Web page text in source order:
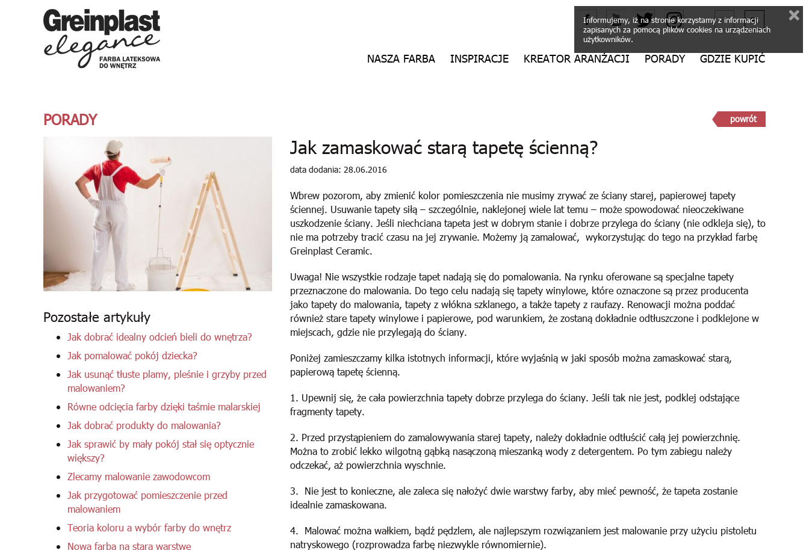
GDZIE KUPIĆ
PORADY
KREATOR ARANŻACJI
INSPIRACJE
NASZA FARBA
PORADY powrót
Pozostałe artykuły
Jak dobrać idealny odcień bieli do wnętrza?
Jak pomalować pokój dziecka?
Jak usunąć tłuste plamy, pleśnie i grzyby przed
malowaniem?
Równe odcięcia farby dzięki taśmie malarskiej
Jak dobrać produkty do malowania?
Jak sprawić by mały pokój stał się optycznie
większy?
Zlecamy malowanie zawodowcom
Jak przygotować pomieszczenie przed
malowaniem
Teoria koloru a wybór farby do wnętrz
Nowa farba na starą warstwę
Jak zamaskować starą tapetę ścienną?
data dodania: 28.06.2016
Wbrew pozorom, aby zmienić kolor pomieszczenia nie musimy zrywać ze ściany starej, papierowej tapety
ściennej. Usuwanie tapety siłą – szczególnie, naklejonej wiele lat temu – może spowodować nieoczekiwane
uszkodzenie ściany. Jeśli niechciana tapeta jest w dobrym stanie i dobrze przylega do ściany (nie odkleja się), to
nie ma potrzeby tracić czasu na jej zrywanie. Możemy ją zamalować, wykorzystując do tego na przykład farbę
Greinplast Ceramic.
Uwaga! Nie wszystkie rodzaje tapet nadają się do pomalowania. Na rynku oferowane są specjalne tapety
przeznaczone do malowania. Do tego celu nadają się tapety winylowe, które oznaczone są przez producenta
jako tapety do malowania, tapety z włókna szklanego, a także tapety z raufazy. Renowacji można poddać
również stare tapety winylowe i papierowe, pod warunkiem, że zostaną dokładnie odtłuszczone i podklejone w
miejscach, gdzie nie przylegają do ściany.
Poniżej zamieszczamy kilka istotnych informacji, które wyjaśnią w jaki sposób można zamaskować starą,
papierową tapetę ścienną.
1. Upewnij się, że cała powierzchnia tapety dobrze przylega do ściany. Jeśli tak nie jest, podklej odstające
fragmenty tapety.
2. Przed przystąpieniem do zamalowywania starej tapety, należy dokładnie odtłuścić całą jej powierzchnię.
Można to zrobić lekko wilgotną gąbką nasączoną mieszanką wody z detergentem. Po tym zabiegu należy
odczekać, aż powierzchnia wyschnie.
3. Nie jest to konieczne, ale zaleca się nałożyć dwie warstwy farby, aby mieć pewność, że tapeta zostanie
idealnie zamaskowana.
4. Malować można wałkiem, bądź pędzlem, ale najlepszym rozwiązaniem jest malowanie przy użyciu pistoletu
natryskowego (rozprowadza farbę niezwykle równomiernie).
Informujemy, iż na stronie korzystamy z informacji
zapisanych za pomocą plików cookies na urządzeniach
użytkowników.